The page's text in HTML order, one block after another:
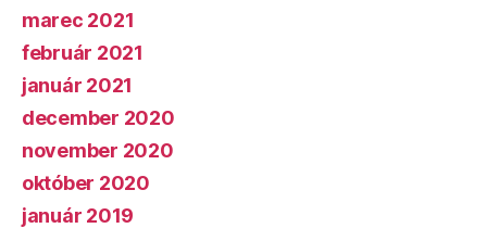
marec 2021
február 2021
január 2021
december 2020
november 2020
október 2020
január 2019